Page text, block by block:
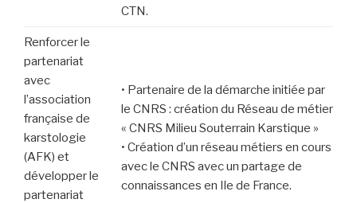
CTN.
Renforcer le
partenariat
avec
l’association
française de
karstologie
(AFK) et
développer le
partenariat
• Partenaire de la démarche initiée par
le CNRS : création du Réseau de métier
« CNRS Milieu Souterrain Karstique »
• Création d’un réseau métiers en cours
avec le CNRS avec un partage de
connaissances en Ile de France.